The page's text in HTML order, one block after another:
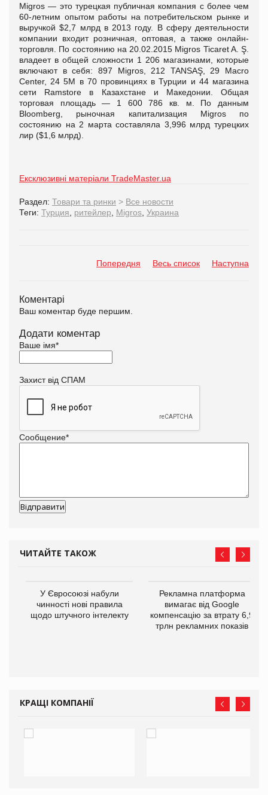
Migros — это турецкая публичная компания с более чем
60-летним опытом работы на потребительском рынке и
выручкой $2,7 млрд в 2013 году. В сферу деятельности
компании входит розничная, оптовая, а также онлайн-
торговля. По состоянию на 20.02.2015 Migros Ticaret A. Ş.
владеет в общей сложности 1 206 магазинами, которые
включают в себя: 897 Migros, 212 TANSAŞ, 29 Macro
Center, 24 5M в 70 провинциях в Турции и 44 магазина
сети Ramstore в Казахстане и Македонии. Общая
торговая площадь — 1 600 786 кв. м. По данным
Bloomberg, рыночная капитализация Migros по
состоянию на 2 марта составляла 3,996 млрд турецких
лир ($1,6 млрд).
Ексклюзивні матеріали TradeMaster.ua
Раздел: Товари та ринки > Все новости
Теги: Турция ритейлер Migros Украина
Попередня Весь список Наступна
Коментарі
Ваш коментар буде першим.
Додати коментар
Ваше імя*
Захист від СПАМ
Сообщение*
ЧИТАЙТЕ ТАКОЖ
У Євросоюзі набули
чинності нові правила
щодо штучного інтелекту
Рекламна платформа
вимагає від Google
компенсацію за втрату 6,9
трлн рекламних показів
КРАЩІ КОМПАНІЇ